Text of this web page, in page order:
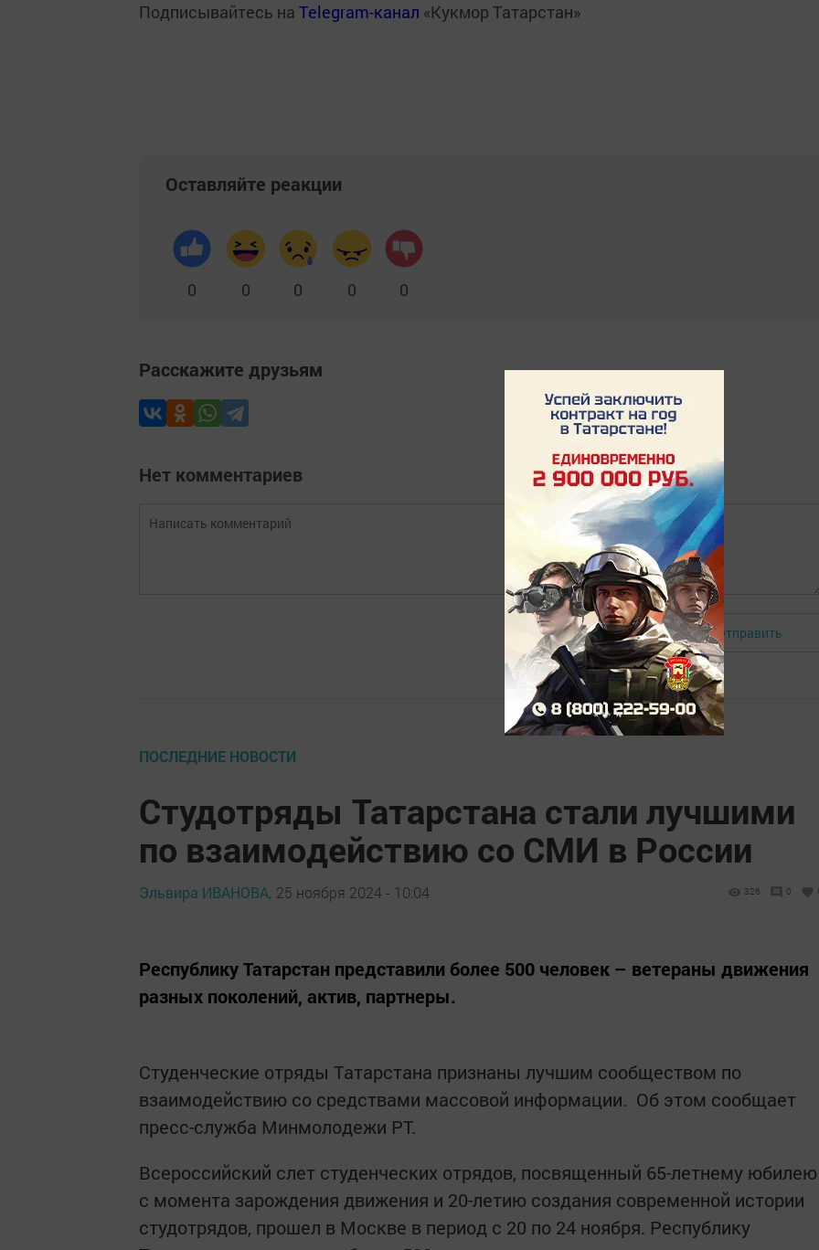
Подписывайтесь на Telegram-канал «Кукмор Татарстан»
Оставляйте реакции
0 0 0 0 0
Расскажите друзьям
Нет комментариев
Авторизоваться Отправить
ПОСЛЕДНИЕ НОВОСТИ
Студотряды Татарстана стали лучшими
по взаимодействию со СМИ в России
Эльвира ИВАНОВА, 25 ноября 2024 - 10:04 326 0
Республику Татарстан представили более 500 человек – ветераны движения
разных поколений, актив, партнеры.
Студенческие отряды Татарстана признаны лучшим сообществом по
взаимодействию со средствами массовой информации. Об этом сообщает
пресс-служба Минмолодежи РТ.
Всероссийский слет студенческих отрядов, посвященный 65-летнему юбилею
с момента зарождения движения и 20-летию создания современной истории
студотрядов, прошел в Москве в период с 20 по 24 ноября. Республику